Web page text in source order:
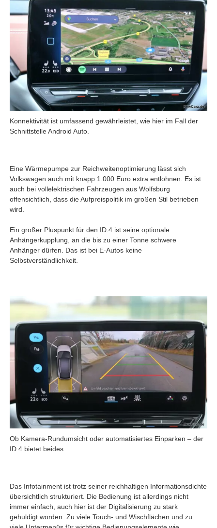
Konnektivität ist umfassend gewährleistet, wie hier im Fall der
Schnittstelle Android Auto.
Eine Wärmepumpe zur Reichweitenoptimierung lässt sich
Volkswagen auch mit knapp 1.000 Euro extra entlohnen. Es ist
auch bei vollelektrischen Fahrzeugen aus Wolfsburg
offensichtlich, dass die Aufpreispolitik im großen Stil betrieben
wird.
Ein großer Pluspunkt für den ID.4 ist seine optionale
Anhängerkupplung, an die bis zu einer Tonne schwere
Anhänger dürfen. Das ist bei E-Autos keine
Selbstverständlichkeit.
Ob Kamera-Rundumsicht oder automatisiertes Einparken – der
ID.4 bietet beides.
Das Infotainment ist trotz seiner reichhaltigen Informationsdichte
übersichtlich strukturiert. Die Bedienung ist allerdings nicht
immer einfach, auch hier ist der Digitalisierung zu stark
gehuldigt worden. Zu viele Touch- und Wischflächen und zu